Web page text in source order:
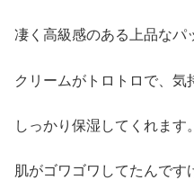
凄く高級感のある上品なパ
クリームがトロトロで、気
しっかり保湿してくれます。
肌がゴワゴワしてたんです